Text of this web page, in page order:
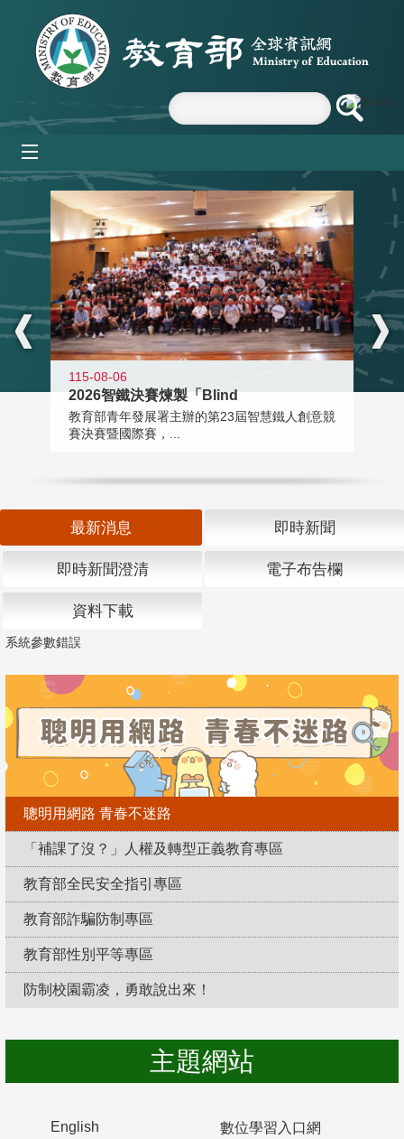
跳到主要內容區塊
:::
115-08-06
2026智鐵決賽煉製「Blind
教育部青年發展署主辦的第23屆智慧鐵人創意競
賽決賽暨國際賽，...
最新消息 即時新聞
即時新聞澄清 電子布告欄
資料下載
系統參數錯誤
聰明用網路 青春不迷路
「補課了沒？」人權及轉型正義教育專區
教育部全民安全指引專區
教育部詐騙防制專區
教育部性別平等專區
防制校園霸凌，勇敢說出來！
主題網站
English 數位學習入口網